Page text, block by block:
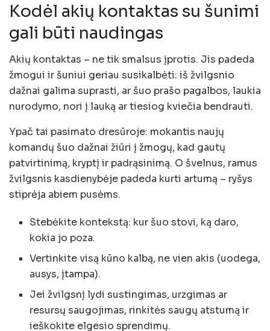
Kodėl akių kontaktas su šunimi
gali būti naudingas
Akių kontaktas – ne tik smalsus įprotis. Jis padeda
žmogui ir šuniui geriau susikalbėti: iš žvilgsnio
dažnai galima suprasti, ar šuo prašo pagalbos, laukia
nurodymo, nori į lauką ar tiesiog kviečia bendrauti.
Ypač tai pasimato dresūroje: mokantis naujų
komandų šuo dažnai žiūri į žmogų, kad gautų
patvirtinimą, kryptį ir padrąsinimą. O švelnus, ramus
žvilgsnis kasdienybėje padeda kurti artumą – ryšys
stiprėja abiem pusėms.
Stebėkite kontekstą: kur šuo stovi, ką daro,
kokia jo poza.
Vertinkite visą kūno kalbą, ne vien akis (uodega,
ausys, įtampa).
Jei žvilgsnį lydi sustingimas, urzgimas ar
resursų saugojimas, rinkitės saugų atstumą ir
ieškokite elgesio sprendimų.